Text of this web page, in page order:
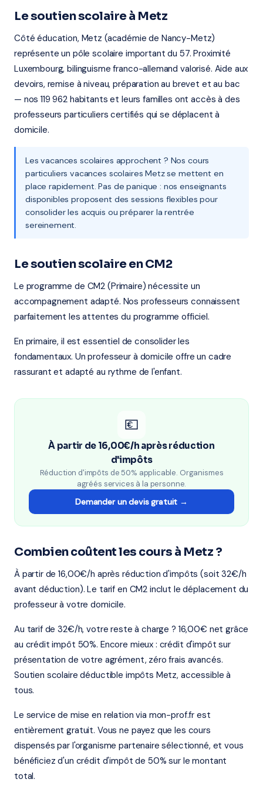
Le soutien scolaire à Metz
Côté éducation, Metz (académie de Nancy-Metz)
représente un pôle scolaire important du 57. Proximité
Luxembourg, bilinguisme franco-allemand valorisé. Aide aux
devoirs, remise à niveau, préparation au brevet et au bac
— nos 119 962 habitants et leurs familles ont accès à des
professeurs particuliers certifiés qui se déplacent à
domicile.
Les vacances scolaires approchent ? Nos cours
particuliers vacances scolaires Metz se mettent en
place rapidement. Pas de panique : nos enseignants
disponibles proposent des sessions flexibles pour
consolider les acquis ou préparer la rentrée
sereinement.
Le soutien scolaire en CM2
Le programme de CM2 (Primaire) nécessite un
accompagnement adapté. Nos professeurs connaissent
parfaitement les attentes du programme officiel.
En primaire, il est essentiel de consolider les
fondamentaux. Un professeur à domicile offre un cadre
rassurant et adapté au rythme de l'enfant.
💶
À partir de 16,00€/h après réduction
d'impôts
Réduction d'impôts de 50% applicable. Organismes
agréés services à la personne.
Demander un devis gratuit →
Combien coûtent les cours à Metz ?
À partir de 16,00€/h après réduction d'impôts (soit 32€/h
avant déduction). Le tarif en CM2 inclut le déplacement du
professeur à votre domicile.
Au tarif de 32€/h, votre reste à charge ? 16,00€ net grâce
au crédit impôt 50%. Encore mieux : crédit d'impôt sur
présentation de votre agrément, zéro frais avancés.
Soutien scolaire déductible impôts Metz, accessible à
tous.
Le service de mise en relation via mon-prof.fr est
entièrement gratuit. Vous ne payez que les cours
dispensés par l'organisme partenaire sélectionné, et vous
bénéficiez d'un crédit d'impôt de 50% sur le montant
total.